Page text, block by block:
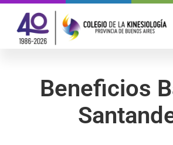
Beneficios